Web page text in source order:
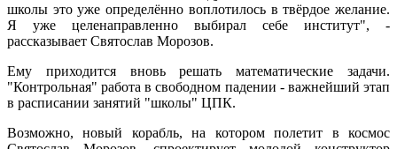
школы это уже определённо воплотилось в твёрдое желание.
Я уже целенаправленно выбирал себе институт", -
рассказывает Святослав Морозов.
Ему приходится вновь решать математические задачи.
"Контрольная" работа в свободном падении - важнейший этап
в расписании занятий "школы" ЦПК.
Возможно, новый корабль, на котором полетит в космос